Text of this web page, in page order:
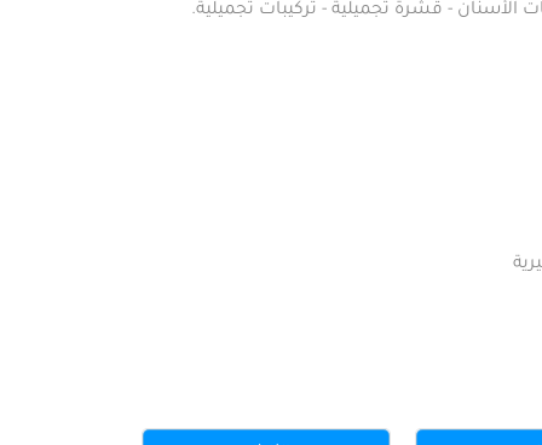
الأسنان - قشرة تجميلية - تركيبات تجميلية.